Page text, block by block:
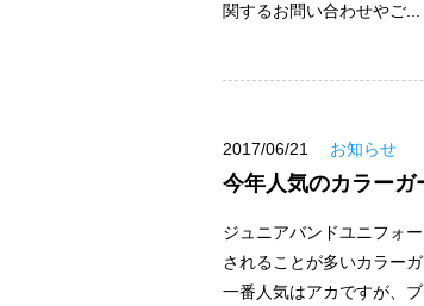
関するお問い合わせやご...
2017/06/21 お知らせ
今年人気のカラーガ
ジュニアバンドユニフォ
されることが多いカラー
一番人気はアカですが、